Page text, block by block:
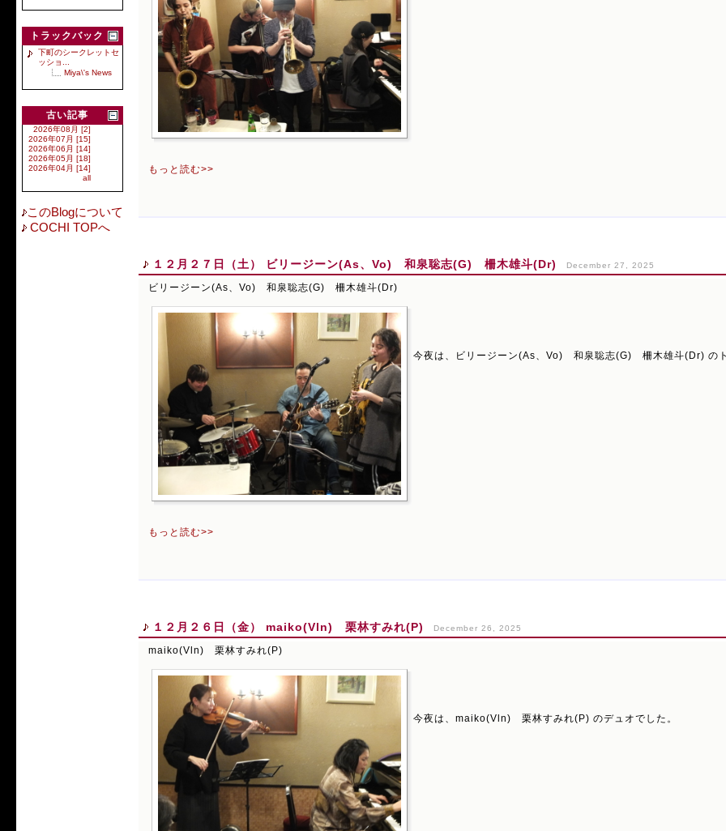
トラックバック
下町のシークレットセ
ッショ...
Miya\'s News
古い記事
2026年08月 [2]
2026年07月 [15]
2026年06月 [14]
2026年05月 [18]
2026年04月 [14]
all
このBlogについて
COCHI TOPへ
もっと読む>>
１２月２７日（土） ビリージーン(As、Vo) 和泉聡志(G) 柵木雄斗(Dr) December 27, 2025
ビリージーン(As、Vo) 和泉聡志(G) 柵木雄斗(Dr)
今夜は、ビリージーン(As、Vo) 和泉聡志(G) 柵木雄斗(Dr) のト
もっと読む>>
１２月２６日（金） maiko(Vln) 栗林すみれ(P) December 26, 2025
maiko(Vln) 栗林すみれ(P)
今夜は、maiko(Vln) 栗林すみれ(P) のデュオでした。